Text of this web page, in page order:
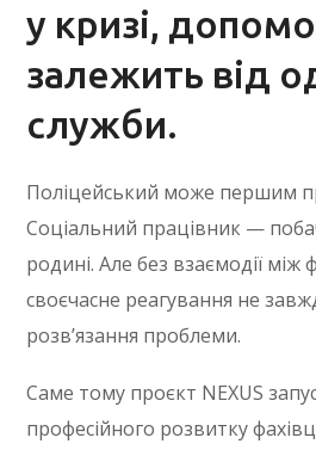
у кризі,
залежить від
служби.
Поліцейський може першим
Соціальний працівник —
родині. Але без взаємодії між
своєчасне реагування не
розв’язання проблеми.
Саме тому проєкт NEXUS
професійного розвитку